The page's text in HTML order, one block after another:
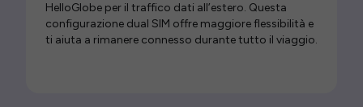
HelloGlobe per il traffico dati all’estero. Questa
configurazione dual SIM offre maggiore flessibilità e
ti aiuta a rimanere connesso durante tutto il viaggio.